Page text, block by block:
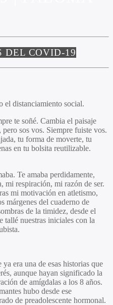
DEL COVID-19
el distanciamiento social.
te soñé. Cambia el paisaje
sos vos. Siempre fuiste vos.
tu forma de moverte, tu
en tu bolsita reutilizable.
Te amaba perdidamente,
mi respiración, mi razón de ser.
mi motivación en atletismo,
márgenes del cuaderno de
de la timidez, desde el
tallé nuestras iniciales con la
era una de esas historias que
aunque hayan significado la
de amígdalas a los 8 años.
hubo desde ese
de preadolescente hormonal.